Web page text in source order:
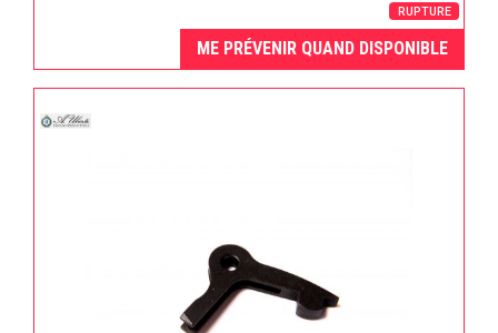
RUPTURE
ME PRÉVENIR QUAND DISPONIBLE